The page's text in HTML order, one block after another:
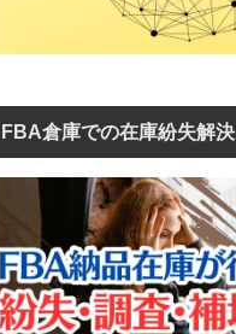
FBA倉庫での在庫紛失解決